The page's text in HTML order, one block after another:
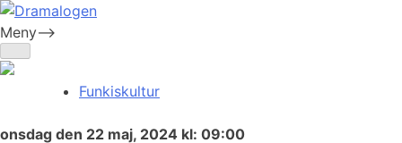
Skip
to
Dramalogen
Dialog med flera verktyg
Meny-->
Funkiskultur
onsdag den 22 maj, 2024 kl: 09:00